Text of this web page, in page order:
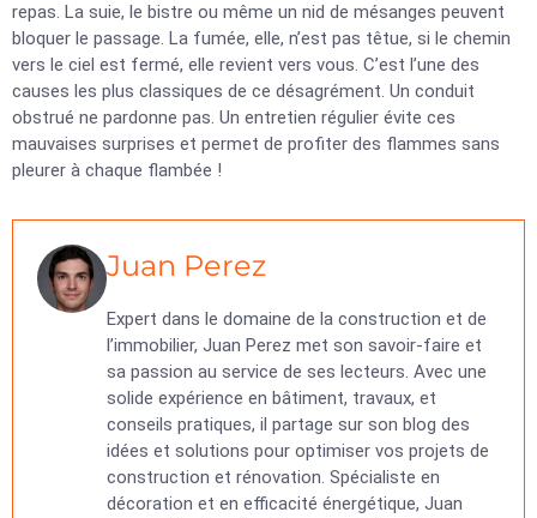
repas. La suie, le bistre ou même un nid de mésanges peuvent
bloquer le passage. La fumée, elle, n’est pas têtue, si le chemin
vers le ciel est fermé, elle revient vers vous. C’est l’une des
causes les plus classiques de ce désagrément. Un conduit
obstrué ne pardonne pas. Un entretien régulier évite ces
mauvaises surprises et permet de profiter des flammes sans
pleurer à chaque flambée !
Juan Perez
Expert dans le domaine de la construction et de
l’immobilier, Juan Perez met son savoir-faire et
sa passion au service de ses lecteurs. Avec une
solide expérience en bâtiment, travaux, et
conseils pratiques, il partage sur son blog des
idées et solutions pour optimiser vos projets de
construction et rénovation. Spécialiste en
décoration et en efficacité énergétique, Juan